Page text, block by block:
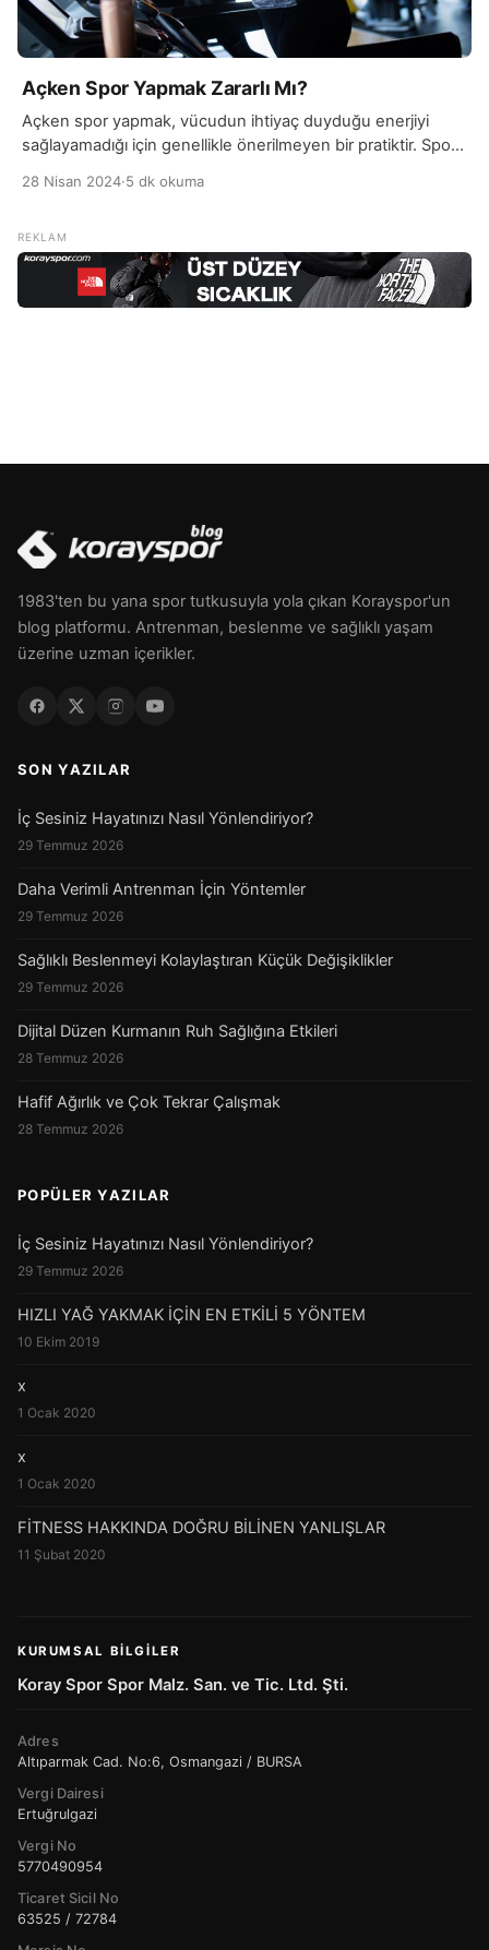
Açken Spor Yapmak Zararlı Mı?
Açken spor yapmak, vücudun ihtiyaç duyduğu enerjiyi
sağlayamadığı için genellikle önerilmeyen bir pratiktir. Spor
olması, performansı artırır ve sakatlanma riskini azaltır.
halsizliğe yol açabilir, bu da antrenman sırasında
performansın düşmesine neden olabilir. Ayrıca, açken spor
yapmak, kas kaybına neden olabilir. […]
28 Nisan 2024·5 dk okuma
1983'ten bu yana spor tutkusuyla yola çıkan Korayspor'un
blog platformu. Antrenman, beslenme ve sağlıklı yaşam
üzerine uzman içerikler.
SON YAZILAR
İç Sesiniz Hayatınızı Nasıl Yönlendiriyor?
29 Temmuz 2026
Daha Verimli Antrenman İçin Yöntemler
29 Temmuz 2026
Sağlıklı Beslenmeyi Kolaylaştıran Küçük Değişiklikler
29 Temmuz 2026
Dijital Düzen Kurmanın Ruh Sağlığına Etkileri
28 Temmuz 2026
Hafif Ağırlık ve Çok Tekrar Çalışmak
28 Temmuz 2026
POPÜLER YAZILAR
İç Sesiniz Hayatınızı Nasıl Yönlendiriyor?
29 Temmuz 2026
HIZLI YAĞ YAKMAK İÇİN EN ETKİLİ 5 YÖNTEM
10 Ekim 2019
x
1 Ocak 2020
x
1 Ocak 2020
FİTNESS HAKKINDA DOĞRU BİLİNEN YANLIŞLAR
11 Şubat 2020
KURUMSAL BILGILER
Koray Spor Spor Malz. San. ve Tic. Ltd. Şti.
Adres
Altıparmak Cad. No:6, Osmangazi / BURSA
Vergi Dairesi
Ertuğrulgazi
Vergi No
5770490954
Ticaret Sicil No
63525 / 72784